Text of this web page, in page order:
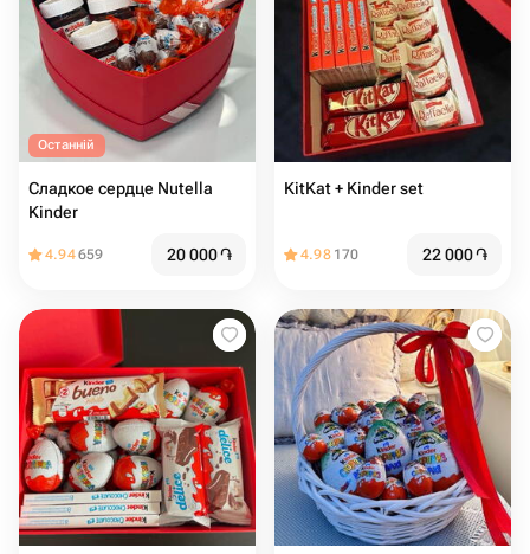
Останній
Сладкое сердце Nutella
Kinder
4.94659 20 000֏
KitKat + Kinder set
4.98 170 22 000֏